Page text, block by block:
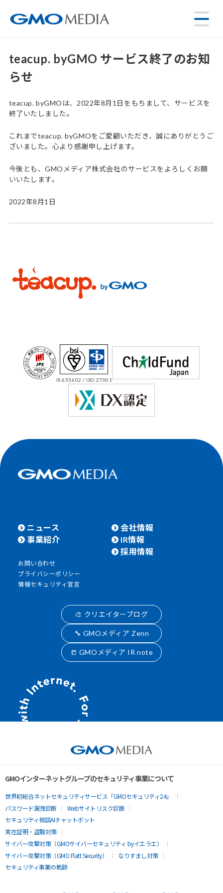
teacup. byGMO サービス終了のお知
らせ
teacup. byGMOは、2022年8月1日をもちまして、サービスを
終了いたしました。
これまでteacup. byGMOをご愛顧いただき、誠にありがとうご
ざいました。心より感謝申し上げます。
今後とも、GMOメディア株式会社のサービスをよろしくお願
いいたします。
2022年8月1日
IS 655602 / ISO 27001
ニュース
事業紹介
会社情報
IR情報
採用情報
お問い合わせ
プライバシーポリシー
情報セキュリティ宣言
🎨 クリエイターブログ
🔧 GMOメディア Zenn
📒 GMOメディア IR note
GMOインターネットグループのセキュリティ事業について
世界初総合ネットセキュリティサービス「GMOセキュリティ24」
パスワード漏洩診断
Webサイトリスク診断
セキュリティ相談AIチャットボット
実在証明・盗聴対策
サイバー攻撃対策（GMOサイバーセキュリティ byイエラエ）
サイバー攻撃対策（GMO Flatt Security）
なりすまし対策
セキュリティ事業の軌跡